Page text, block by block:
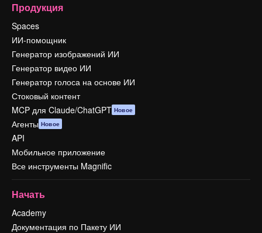
Продукция
Spaces
ИИ-помощник
Генератор изображений ИИ
Генератор видео ИИ
Генератор голоса на основе ИИ
Стоковый контент
MCP для Claude/ChatGPT Новое
Агенты Новое
API
Мобильное приложение
Все инструменты Magnific
Начать
Academy
Документация по Пакету ИИ